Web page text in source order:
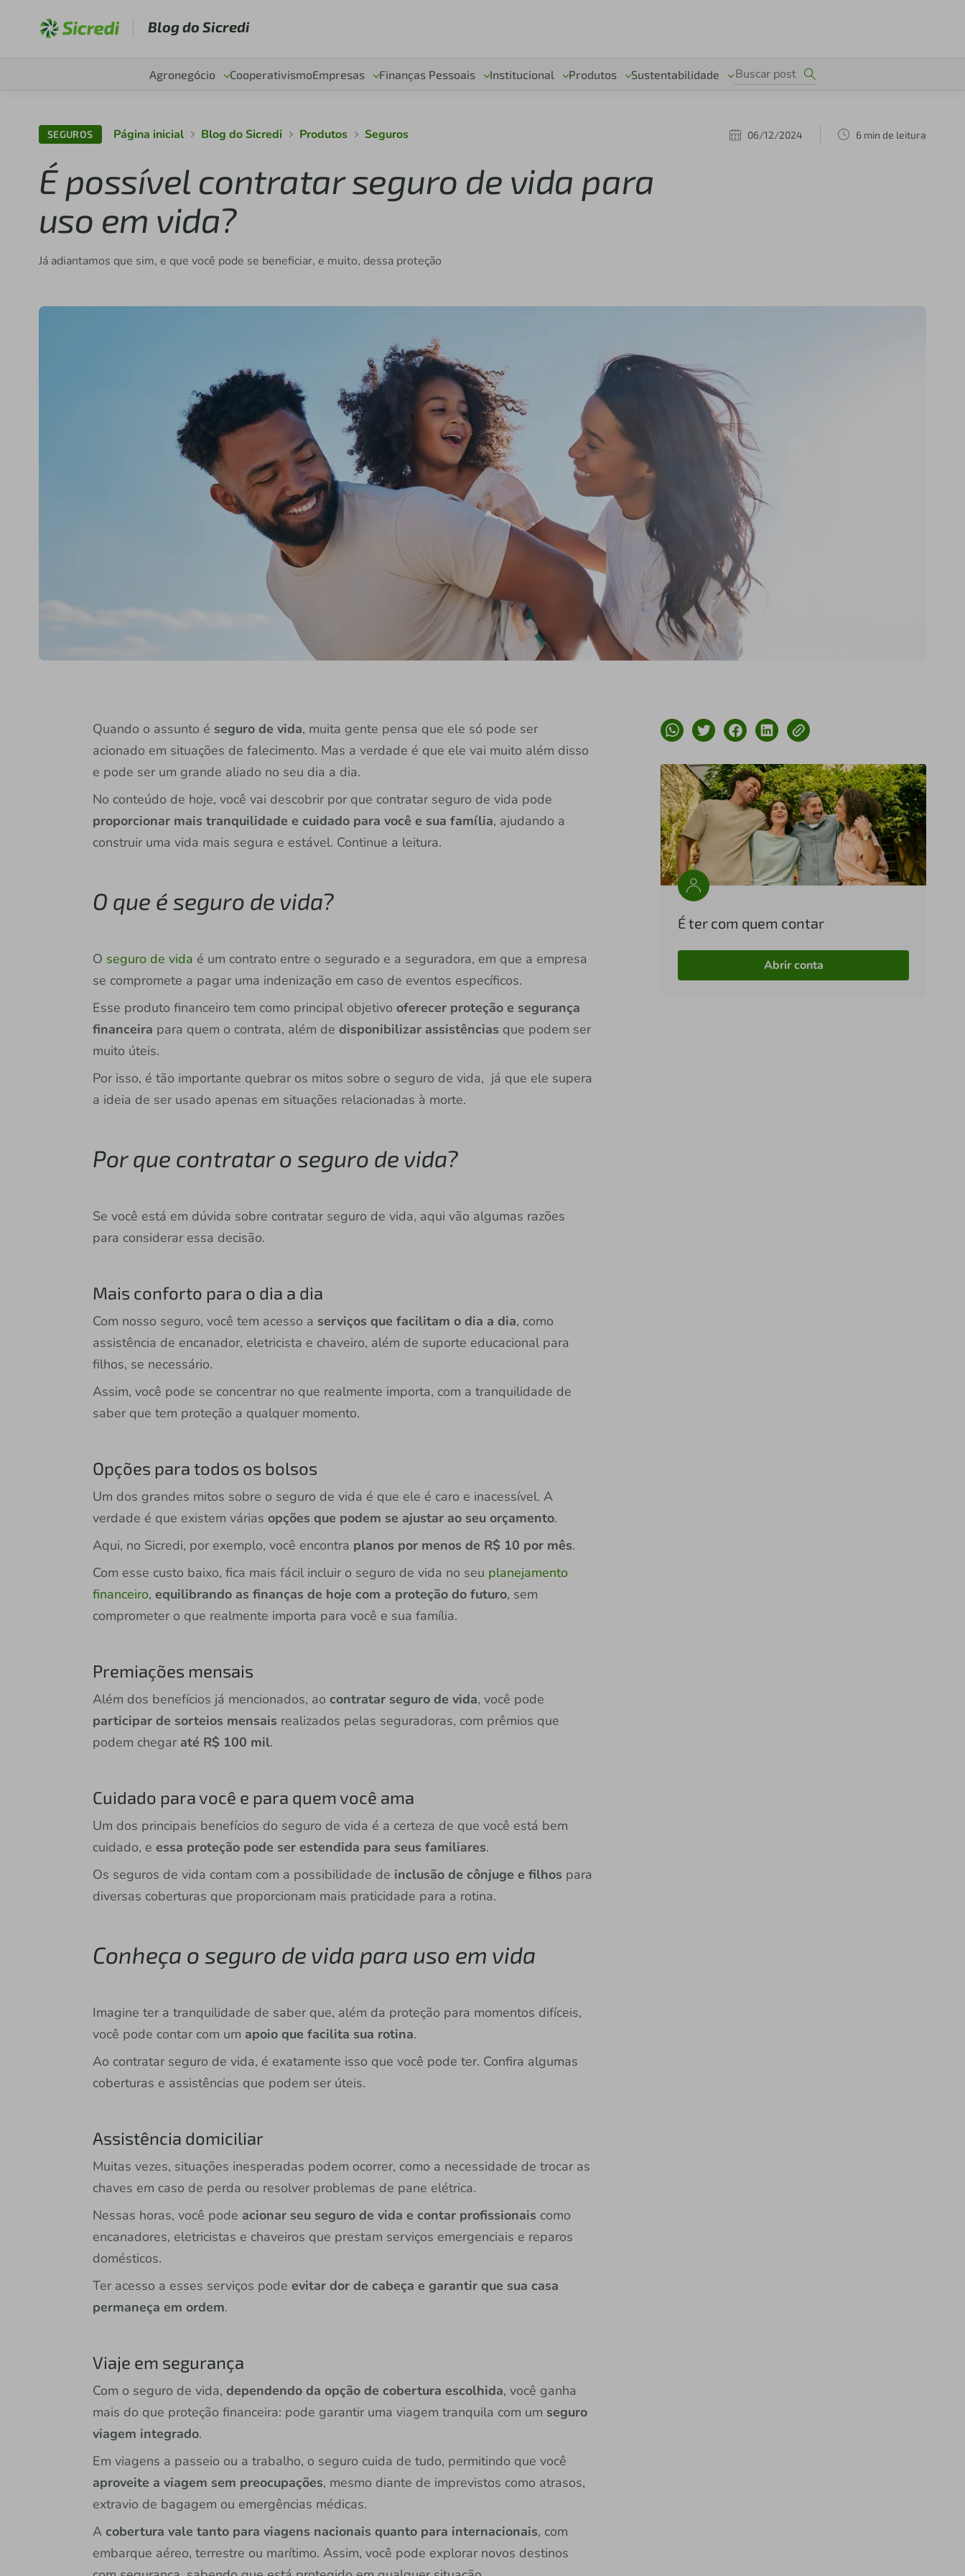
Blog do Sicredi
Agronegócio CooperativismoEmpresas Finanças Pessoais Institucional Produtos Sustentabilidade
SEGUROS Página inicial Blog do Sicredi Produtos Seguros 06/12/2024 6 min de leitura
É possível contratar seguro de vida para
uso em vida?
Já adiantamos que sim, e que você pode se beneficiar, e muito, dessa proteção
Quando o assunto é seguro de vida, muita gente pensa que ele só pode ser
acionado em situações de falecimento. Mas a verdade é que ele vai muito além disso
e pode ser um grande aliado no seu dia a dia.
No conteúdo de hoje, você vai descobrir por que contratar seguro de vida pode
proporcionar mais tranquilidade e cuidado para você e sua família, ajudando a
construir uma vida mais segura e estável. Continue a leitura.
O que é seguro de vida?
O seguro de vida é um contrato entre o segurado e a seguradora, em que a empresa
se compromete a pagar uma indenização em caso de eventos específicos.
Esse produto financeiro tem como principal objetivo oferecer proteção e segurança
financeira para quem o contrata, além de disponibilizar assistências que podem ser
muito úteis.
Por isso, é tão importante quebrar os mitos sobre o seguro de vida, já que ele supera
a ideia de ser usado apenas em situações relacionadas à morte.
Por que contratar o seguro de vida?
Se você está em dúvida sobre contratar seguro de vida, aqui vão algumas razões
para considerar essa decisão.
Mais conforto para o dia a dia
Com nosso seguro, você tem acesso a serviços que facilitam o dia a dia, como
assistência de encanador, eletricista e chaveiro, além de suporte educacional para
filhos, se necessário.
Assim, você pode se concentrar no que realmente importa, com a tranquilidade de
saber que tem proteção a qualquer momento.
Opções para todos os bolsos
Um dos grandes mitos sobre o seguro de vida é que ele é caro e inacessível. A
verdade é que existem várias opções que podem se ajustar ao seu orçamento.
Aqui, no Sicredi, por exemplo, você encontra planos por menos de R$ 10 por mês.
Com esse custo baixo, fica mais fácil incluir o seguro de vida no seu planejamento
financeiro, equilibrando as finanças de hoje com a proteção do futuro, sem
comprometer o que realmente importa para você e sua família.
Premiações mensais
Além dos benefícios já mencionados, ao contratar seguro de vida, você pode
participar de sorteios mensais realizados pelas seguradoras, com prêmios que
podem chegar até R$ 100 mil.
Cuidado para você e para quem você ama
Um dos principais benefícios do seguro de vida é a certeza de que você está bem
cuidado, e essa proteção pode ser estendida para seus familiares.
Os seguros de vida contam com a possibilidade de inclusão de cônjuge e filhos para
diversas coberturas que proporcionam mais praticidade para a rotina.
Conheça o seguro de vida para uso em vida
Imagine ter a tranquilidade de saber que, além da proteção para momentos difíceis,
você pode contar com um apoio que facilita sua rotina.
Ao contratar seguro de vida, é exatamente isso que você pode ter. Confira algumas
coberturas e assistências que podem ser úteis.
Assistência domiciliar
Muitas vezes, situações inesperadas podem ocorrer, como a necessidade de trocar as
chaves em caso de perda ou resolver problemas de pane elétrica.
Nessas horas, você pode acionar seu seguro de vida e contar profissionais como
encanadores, eletricistas e chaveiros que prestam serviços emergenciais e reparos
domésticos.
Ter acesso a esses serviços pode evitar dor de cabeça e garantir que sua casa
permaneça em ordem.
Viaje em segurança
Com o seguro de vida, dependendo da opção de cobertura escolhida, você ganha
mais do que proteção financeira: pode garantir uma viagem tranquila com um seguro
viagem integrado.
Em viagens a passeio ou a trabalho, o seguro cuida de tudo, permitindo que você
aproveite a viagem sem preocupações, mesmo diante de imprevistos como atrasos,
extravio de bagagem ou emergências médicas.
A cobertura vale tanto para viagens nacionais quanto para internacionais, com
embarque aéreo, terrestre ou marítimo. Assim, você pode explorar novos destinos
É ter com quem contar
Abrir conta